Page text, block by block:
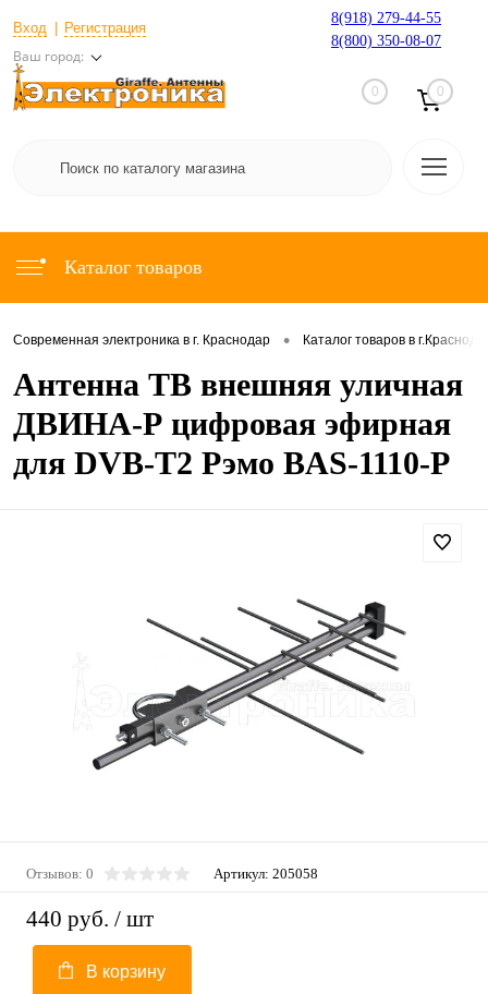
Вход Регистрация
Ваш город:
8(918) 279-44-55
8(800) 350-08-07
0 0
Каталог товаров
Современная электроника в г. Краснодар • Каталог товаров в
Антенна ТВ внешняя уличная
ДВИНА-Р цифровая эфирная
для DVB-T2 Рэмо BAS-1110-Р
Отзывов: 0 Артикул: 205058
440 руб. / шт
В корзину